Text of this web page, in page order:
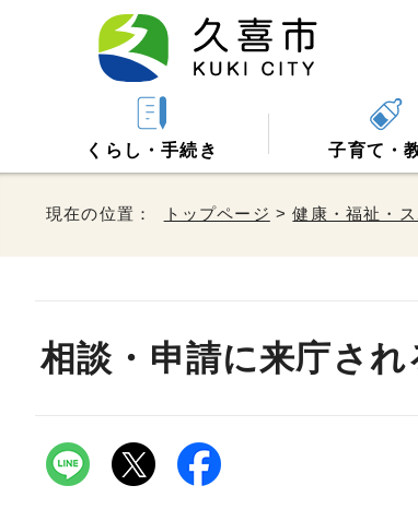
くらし・手続き 子育て・
現在の位置： トップページ >健康・福祉・
相談・申請に来庁さ